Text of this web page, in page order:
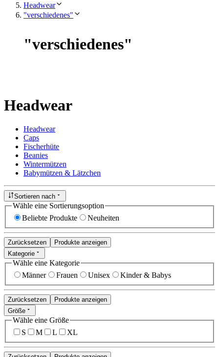
Headwear
"verschiedenes"
"verschiedenes"
Headwear
Headwear
Caps
Fischerhüte
Beanies
Wintermützen
Babymützen & Lätzchen
Sortieren nach
Wähle eine Sortierungsoption
Beliebte Produkte
Neuheiten
Zurücksetzen
Produkte anzeigen
Kategorie
Wähle eine Kategorie
Männer
Frauen Unisex Kinder & Babys
Zurücksetzen
Produkte anzeigen
Größe
Wähle eine Größe
S
M L XL